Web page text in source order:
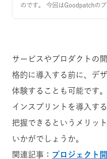
のです。 今回はGoodpatchの
サービスやプロダクトの
格的に導入する前に、デ
体験することも可能です
インスプリントを導入す
把握できるというメリッ
いかがでしょうか。
関連記事： プロジェクト